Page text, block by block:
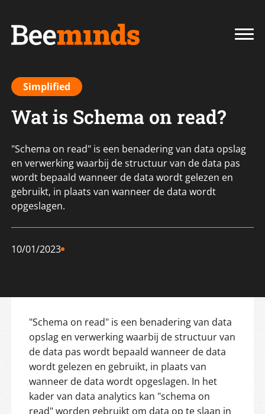
Simplified
Wat is Schema on read?
"Schema on read" is een benadering van data opslag
en verwerking waarbij de structuur van de data pas
wordt bepaald wanneer de data wordt gelezen en
gebruikt, in plaats van wanneer de data wordt
opgeslagen.
10/01/2023
"Schema on read" is een benadering van data
opslag en verwerking waarbij de structuur van
de data pas wordt bepaald wanneer de data
wordt gelezen en gebruikt, in plaats van
wanneer de data wordt opgeslagen. In het
kader van data analytics kan "schema on
read" worden gebruikt om data op te slaan in